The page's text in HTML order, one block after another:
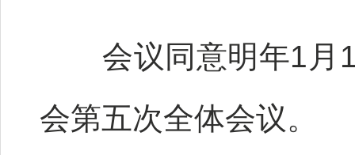
会议同意明年1月
会第五次全体会议。